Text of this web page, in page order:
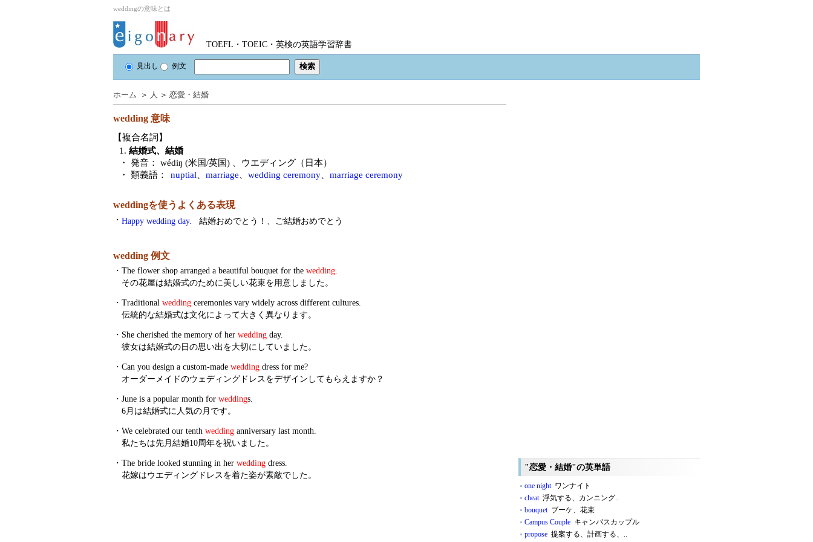
weddingの意味とは
TOEFL・TOEIC・英検の英語学習辞書
見出し 例文
ホーム ＞ 人 ＞ 恋愛・結婚
wedding 意味
【複合名詞】
1. 結婚式、結婚
・ 発音：
wédiŋ (米国/英国)
、ウエディング（日本）
・ 類義語：
nuptial marriage wedding ceremony marriage ceremony
weddingを使うよくある表現
・ Happy wedding day. 結婚おめでとう！、ご結婚おめでとう
wedding 例文
・ The flower shop arranged a beautiful bouquet for the wedding.
その花屋は結婚式のために美しい花束を用意しました。
・ Traditional wedding ceremonies vary widely across different cultures.
伝統的な結婚式は文化によって大きく異なります。
・ She cherished the memory of her wedding day.
彼女は結婚式の日の思い出を大切にしていました。
・ Can you design a custom-made wedding dress for me?
オーダーメイドのウェディングドレスをデザインしてもらえますか？
・ June is a popular month for weddings.
6月は結婚式に人気の月です。
・ We celebrated our tenth wedding anniversary last month.
私たちは先月結婚10周年を祝いました。
・ The bride looked stunning in her wedding dress.
花嫁はウエディングドレスを着た姿が素敵でした。
"恋愛・結婚"の英単語
one nightワンナイト
cheat浮気する、カンニング..
bouquetブーケ、花束
Campus Couple キャンパスカップル
propose 提案する、計画する、..